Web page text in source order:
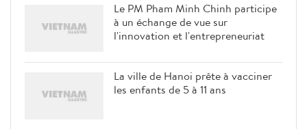
Le PM Pham Minh Chinh participe
à un échange de vue sur
l'innovation et l'entrepreneuriat
La ville de Hanoi prête à vacciner
les enfants de 5 à 11 ans